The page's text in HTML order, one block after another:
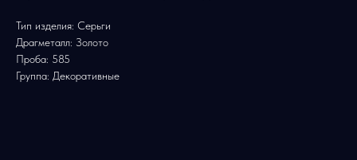
Тип изделия: Серьги
Драгметалл: Золото
Проба: 585
Группа: Декоративные